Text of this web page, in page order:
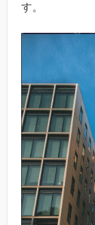
す。